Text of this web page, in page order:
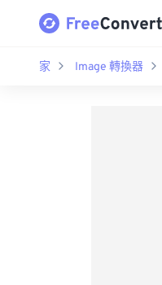
家 Image 轉換器